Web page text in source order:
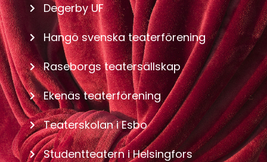
Degerby UF
Hangö svenska teaterförening
Raseborgs teatersällskap
Ekenäs teaterförening
Teaterskolan i Esbo
Studentteatern i Helsingfors